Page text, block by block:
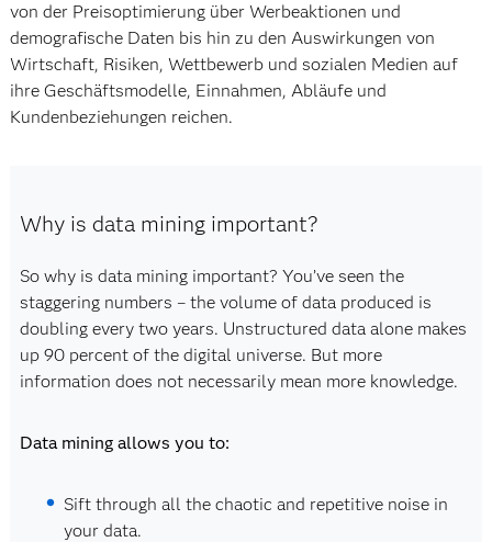
von der Preisoptimierung über Werbeaktionen und
demografische Daten bis hin zu den Auswirkungen von
Wirtschaft, Risiken, Wettbewerb und sozialen Medien auf
ihre Geschäftsmodelle, Einnahmen, Abläufe und
Kundenbeziehungen reichen.
Why is data mining important?
So why is data mining important? You’ve seen the
staggering numbers – the volume of data produced is
doubling every two years. Unstructured data alone makes
up 90 percent of the digital universe. But more
information does not necessarily mean more knowledge.
Data mining allows you to:
Sift through all the chaotic and repetitive noise in
your data.